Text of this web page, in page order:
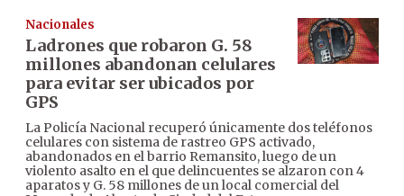
Nacionales
Ladrones que robaron G. 58
millones abandonan celulares
para evitar ser ubicados por
GPS
La Policía Nacional recuperó únicamente dos teléfonos
celulares con sistema de rastreo GPS activado,
abandonados en el barrio Remansito, luego de un
violento asalto en el que delincuentes se alzaron con 4
aparatos y G. 58 millones de un local comercial del